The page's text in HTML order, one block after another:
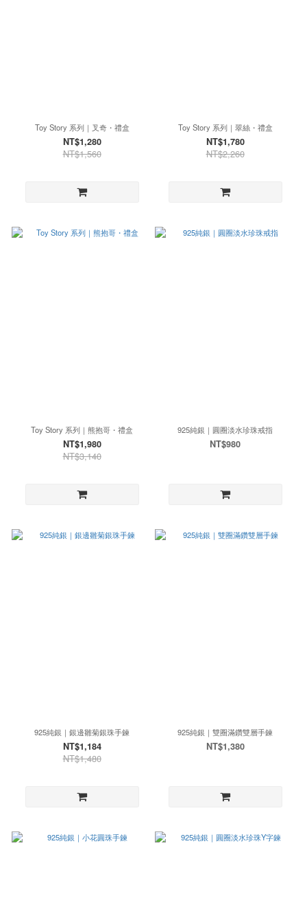
Toy Story 系列｜叉奇・禮盒
NT$1,280
NT$1,560
Toy Story 系列｜翠絲・禮盒
NT$1,780
NT$2,260
Toy Story 系列｜熊抱哥・禮盒
NT$1,980
NT$3,140
925純銀｜圓圈淡水珍珠戒指
NT$980
925純銀｜銀邊雛菊銀珠手鍊
NT$1,184
NT$1,480
925純銀｜雙圈滿鑽雙層手鍊
NT$1,380